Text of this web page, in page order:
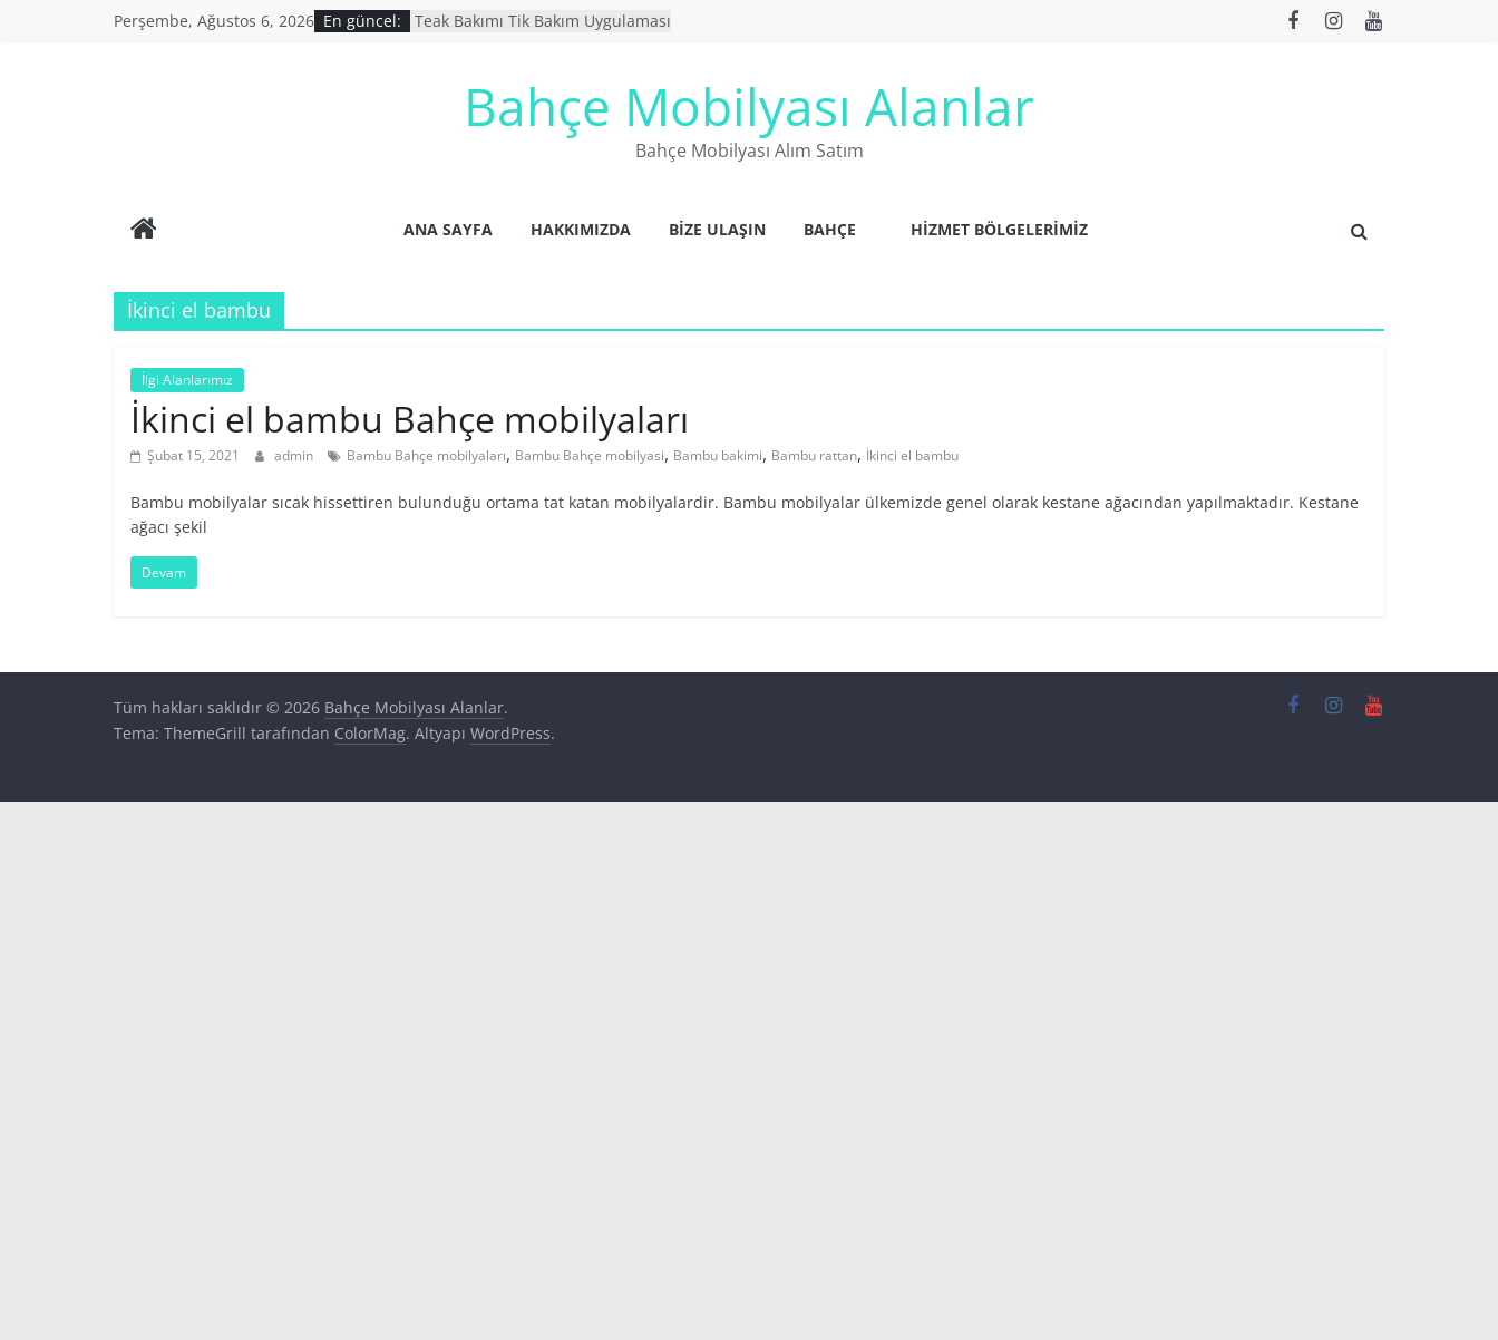
Perşembe, Ağustos 6, 2026 En güncel:
Teak Bakımı Tik Bakım Uygulaması
İkinci El Eşya Alanlar
Ucuz Bahçe mobilyaları
Bahçe Mobilyası Alanlar
Bahçe Mobilyası Alım Satım
ANA SAYFA HAKKIMIZDA BIZE ULAŞIN BAHÇE HİZMET BÖLGELERİMİZ
İkinci el bambu
İlgi Alanlarımız
İkinci el bambu Bahçe mobilyaları
Şubat 15, 2021 admin Bambu Bahçe mobilyaları, Bambu Bahçe mobilyasi, Bambu bakimi, Bambu rattan, İkinci el bambu
Bambu mobilyalar sıcak hissettiren bulunduğu ortama tat katan mobilyalardir. Bambu mobilyalar ülkemizde genel olarak kestane ağacından yapılmaktadır. Kestane
ağacı şekil
Devam
Tüm hakları saklıdır © 2026 Bahçe Mobilyası Alanlar.
Tema: ThemeGrill tarafından ColorMag. Altyapı WordPress.